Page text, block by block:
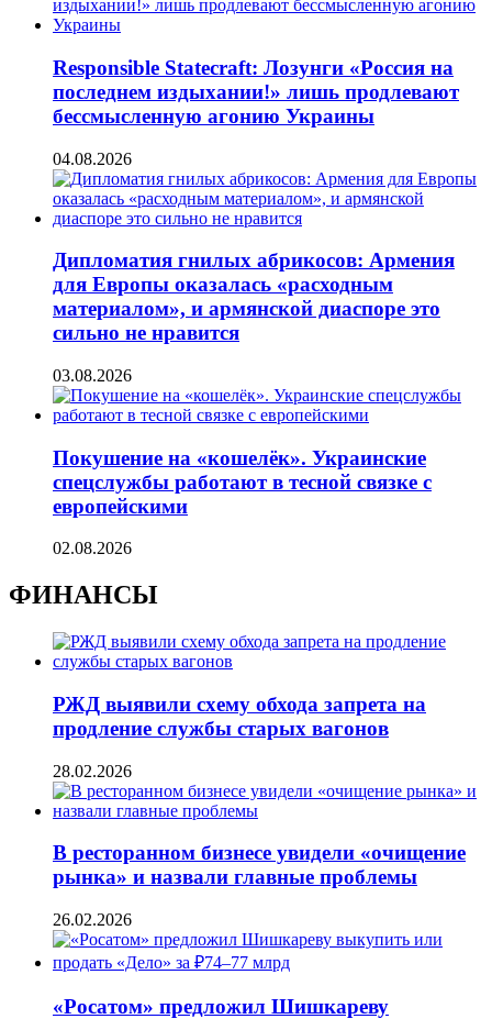
Responsible Statecraft: Лозунги «Россия на
последнем издыхании!» лишь продлевают
бессмысленную агонию Украины
04.08.2026
Дипломатия гнилых абрикосов: Армения
для Европы оказалась «расходным
материалом», и армянской диаспоре это
сильно не нравится
03.08.2026
Покушение на «кошелёк». Украинские
спецслужбы работают в тесной связке с
европейскими
02.08.2026
ФИНАНСЫ
РЖД выявили схему обхода запрета на
продление службы старых вагонов
28.02.2026
В ресторанном бизнесе увидели «очищение
рынка» и назвали главные проблемы
26.02.2026
«Росатом» предложил Шишкареву